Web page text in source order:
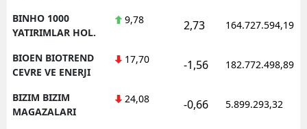
BINHO 1000
YATIRIMLAR HOL.
9,78 2,73 164.727.594,19
BIOEN BIOTREND
CEVRE VE ENERJI
17,70 -1,56 182.772.498,89
BIZIM BIZIM
MAGAZALARI
24,08 -0,66 5.899.293,32